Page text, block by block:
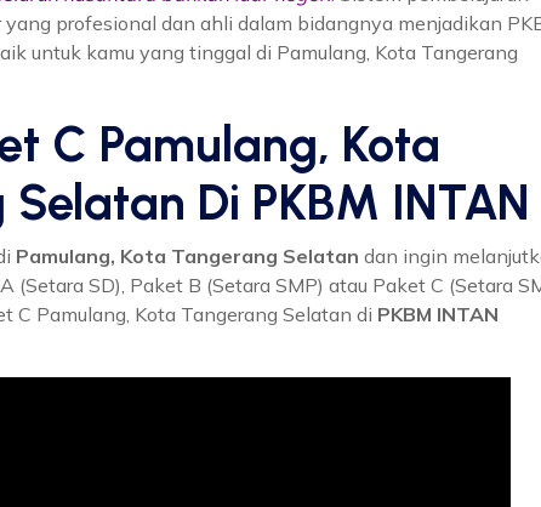
profesional dan ahli dalam bidangnya menjadikan
untuk kamu yang tinggal di Pamulang, Kota Tangerang
C Pamulang, Kota
Di PKBM INTAN
Pamulang, Kota Tangerang Selatan dan ingin
(Setara SD), Paket B (Setara SMP) atau Paket C (Setara
C Pamulang, Kota Tangerang Selatan di PKBM INTAN